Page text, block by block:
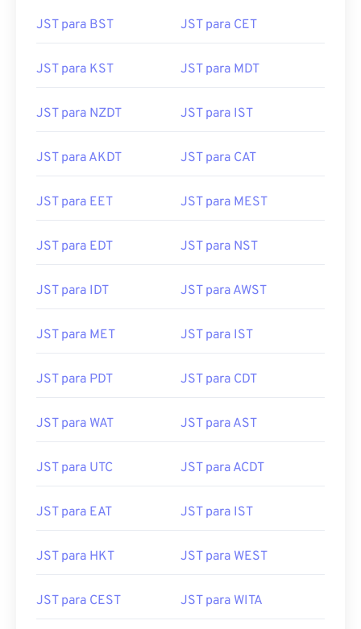
JST para BST JST para CET
JST para KST JST para MDT
JST para NZDT JST para IST
JST para AKDT JST para CAT
JST para EET JST para MEST
JST para EDT JST para NST
JST para IDT JST para AWST
JST para MET JST para IST
JST para PDT JST para CDT
JST para WAT JST para AST
JST para UTC JST para ACDT
JST para EAT JST para IST
JST para HKT JST para WEST
JST para CEST JST para WITA